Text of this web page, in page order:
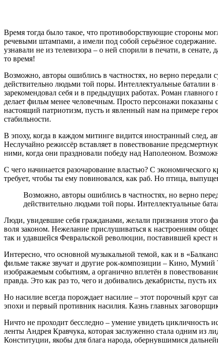
Время тогда было такое, что противоборствующие стороны
речевыми штампами, а имели под собой серьёзное
узнавали не из телевизора – о ней спорили в печати, в
то время!
Возможно, авторы ошиблись в частностях, но верно
действительно людьми той поры. Интеллектуальные баталии
зарекомендовал себя и в предыдущих работах. Роман
делает фильм менее человечным. Просто персонажи показаны
настоящий патриотизм, пусть и явленный нам на примере
стабильности.
В эпоху, когда в каждом митинге видится иностранный след,
Неслучайно режиссёр вставляет в повествование
ними, когда они праздновали победу над Наполеоном.
С чего начинается разочарование властью? С
требует, чтобы ты ему повиновался, как раб. Но птица,
Возможно, авторы ошиблись в частностях, но верно
действительно людьми той поры. Интеллектуальные
Люди, увидевшие себя гражданами, желали признания этого
воля законом. Нежелание прислушиваться к настроениям
так и удавшейся Февральской революции, поставившей крест
Интересно, что основной музыкальной темой, как и в
фильме также звучат и другие рок-композиции – Кино, Мумий
изображаемым событиям, а органично вплетён в
правда. Это как раз то, чего и добивались декабристы, пусть
Но насилие всегда порождает насилие – этот порочный круг
эпохи и первый противник насилия. Казнь главных
Ничто не проходит бесследно – умение увидеть цикличность
ленты Андрея Кравчука, которая заслуженно стала одним из
Конституции, якобы для блага народа, обернувшимися